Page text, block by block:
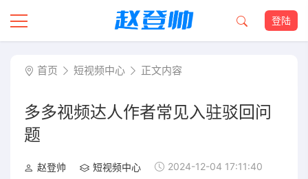
登陆
首页 短视频中心 正文内容
多多视频达人作者常见入驻驳回问
题
赵登帅 短视频中心
2024-12-04 17:11:40